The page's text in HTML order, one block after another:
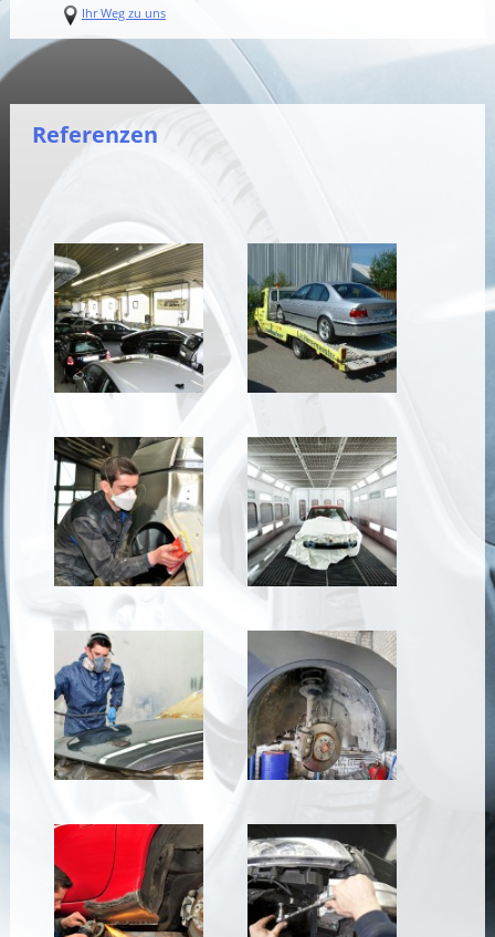
Ihr Weg zu uns
Referenzen